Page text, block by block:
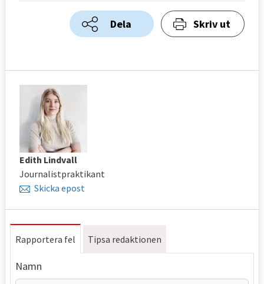
Dela Skriv ut
Edith Lindvall
Journalistpraktikant
Skicka epost
Rapportera fel Tipsa redaktionen
Namn